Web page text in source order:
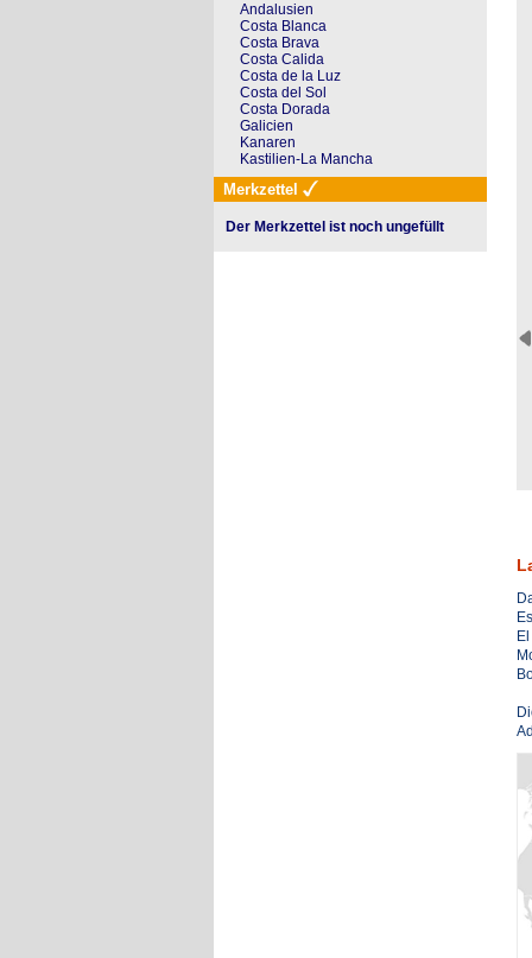
Andalusien
Costa Blanca
Costa Brava
Costa Calida
Costa de la Luz
Costa del Sol
Costa Dorada
Galicien
Kanaren
Kastilien-La Mancha
Merkzettel
Der Merkzettel ist noch ungefüllt